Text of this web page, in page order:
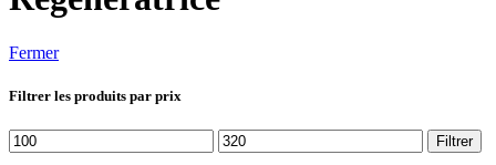
Fermer
Filtrer les produits par prix
Prix
min
Prix
max
Filtrer